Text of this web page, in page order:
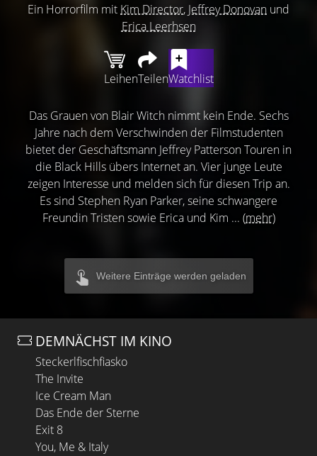
Ein Horrorfilm mit Kim Director, Jeffrey Donovan und
Erica Leerhsen
LeihenTeilenWatchlist
Das Grauen von Blair Witch nimmt kein Ende. Sechs
Jahre nach dem Verschwinden der Filmstudenten
bietet der Geschäftsmann Jeffrey Patterson Touren in
die Black Hills übers Internet an. Vier junge Leute
zeigen Interesse und melden sich für diesen Trip an.
Es sind Stephen Ryan Parker, seine schwangere
Freundin Tristen sowie Erica und Kim ... (mehr)
Weitere Einträge werden geladen
DEMNÄCHST IM KINO
Steckerlfischfiasko
The Invite
Ice Cream Man
Das Ende der Sterne
Exit 8
You, Me & Italy